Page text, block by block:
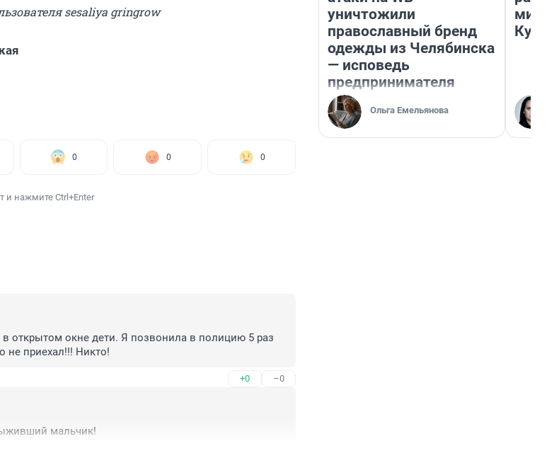
sesaliya gringrow
0 0 0
и нажмите Ctrl+Enter
открытом окне дети. Я позвонила в полицию 5 раз
не приехал!!! Никто!
+0 –0
мальчик!
уничтожили
православный бренд
одежды из Челябинска
— исповедь
предпринимателя
Ольга Емельянова
Кузи